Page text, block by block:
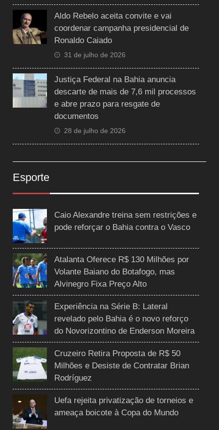
Aldo Rebelo aceita convite e vai
coordenar campanha presidencial de
Ronaldo Caiado
31 de julho de 2026
Justiça Federal na Bahia anuncia
descarte de mais de 7,6 mil processos
e abre prazo para resgate de
documentos
28 de julho de 2026
Esporte
Caio Alexandre treina sem restrições e
pode reforçar o Bahia contra o Vasco
Atalanta Oferece R$ 130 Milhões por
Volante Baiano do Botafogo, mas
Alvinegro Fixa Preço Alto
Experiência na Série B: Lateral
revelado pelo Bahia é o novo reforço
do Novorizontino de Enderson Moreira
Cruzeiro Retira Proposta de R$ 50
Milhões e Desiste de Contratar Brian
Rodríguez
Uefa rejeita privatização de torneios e
ameaça boicote à Copa do Mundo